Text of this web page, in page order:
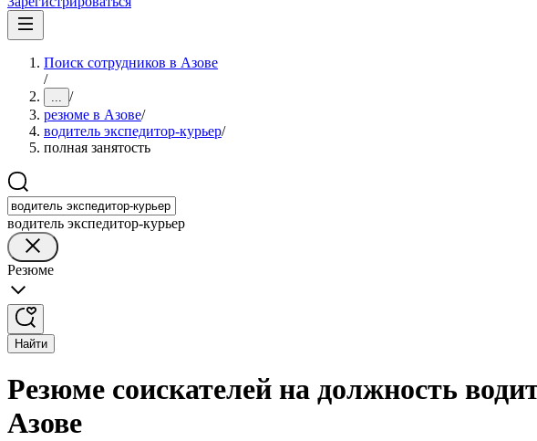
Поиск сотрудников в Азове
/
... /
резюме в Азове/
водитель экспедитор-курьер/
полная занятость
водитель экспедитор-курьер
Резюме
Найти
Резюме соискателей на должность
Азове